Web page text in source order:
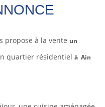
propose à la vente un
quartier résidentiel à Ain